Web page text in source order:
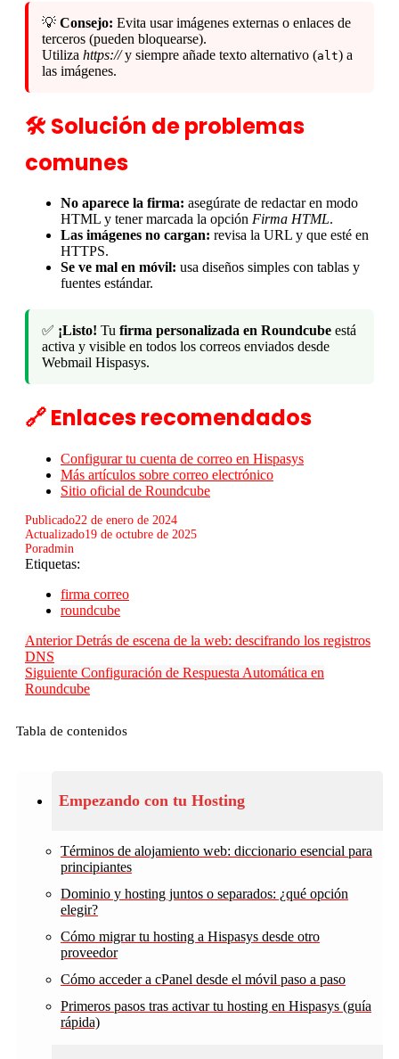
Empezando con tu Hosting
Términos de alojamiento web: diccionario esencial para
principiantes
Dominio y hosting juntos o separados: ¿qué opción
elegir?
Cómo migrar tu hosting a Hispasys desde otro
proveedor
Cómo acceder a cPanel desde el móvil paso a paso
Primeros pasos tras activar tu hosting en Hispasys (guía
rápida)
💡 Consejo: Evita usar imágenes externas o enlaces de
terceros (pueden bloquearse).
Utiliza https://y siempre añade texto alternativo (alt) a
las imágenes.
🛠️ Solución de problemas
comunes
No aparece la firma: asegúrate de redactar en modo
HTML y tener marcada la opción Firma HTML.
Las imágenes no cargan: revisa la URL y que esté en
HTTPS.
Se ve mal en móvil: usa diseños simples con tablas y
fuentes estándar.
✅ ¡Listo! Tu firma personalizada en Roundcube está
activa y visible en todos los correos enviados desde
Webmail Hispasys.
🔗 Enlaces recomendados
Configurar tu cuenta de correo en Hispasys
Más artículos sobre correo electrónico
Sitio oficial de Roundcube
Publicado22 de enero de 2024
Actualizado19 de octubre de 2025
Poradmin
Etiquetas:
firma correo
roundcube
AnteriorDetrás de escena de la web: descifrando los registros
DNS
Siguiente Configuración de Respuesta Automática en
Roundcube
Tabla de contenidos